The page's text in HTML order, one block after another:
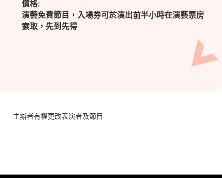
價格:
演藝免費節目，入場券可於演出前半小時在演藝票房
索取，先到先得
主辦者有權更改表演者及節目